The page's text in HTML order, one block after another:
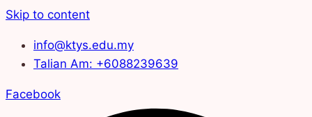
Skip to content
info@ktys.edu.my
Talian Am: +6088239639
Facebook